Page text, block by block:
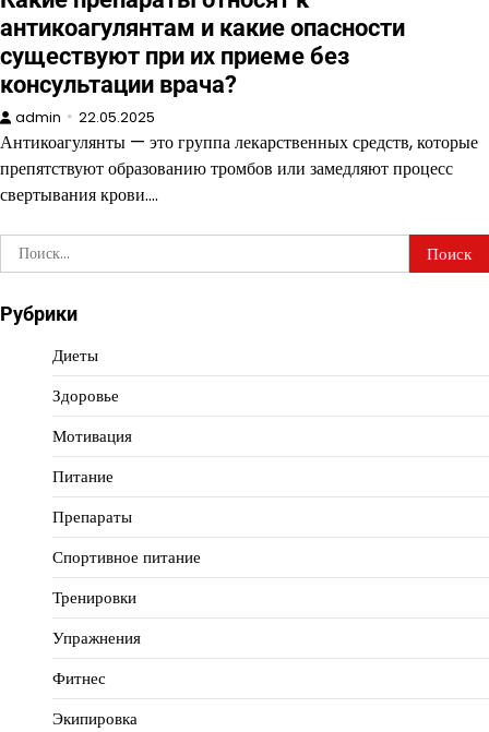
антикоагулянтам и какие опасности
существуют при их приеме без
консультации врача?
admin 22.05.2025
Антикоагулянты — это группа лекарственных средств, которые
препятствуют образованию тромбов или замедляют процесс
свертывания крови.…
Найти:
Рубрики
Диеты
Здоровье
Мотивация
Питание
Препараты
Спортивное питание
Тренировки
Упражнения
Фитнес
Экипировка